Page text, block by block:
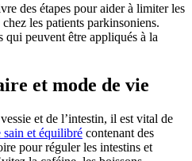
des étapes pour aider à limiter les
les patients parkinsoniens.
qui peuvent être appliqués à la
et mode de vie
et de l’intestin, il est vital de
sain et équilibré contenant des
pour réguler les intestins et